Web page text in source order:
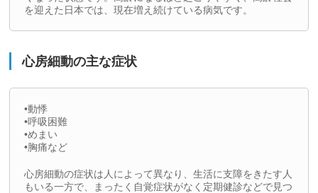
を迎えた日本では、現在増え続けている病気です。
心房細動の主な症状
•動悸
•呼吸困難
•めまい
•胸痛など
心房細動の症状は人によって異なり、生活に支障をきたす人
もいる一方で、まったく自覚症状がなく定期健診などで見つ